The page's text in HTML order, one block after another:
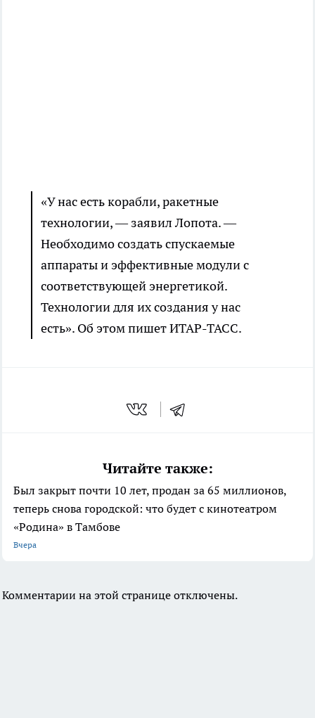
«У нас есть корабли, ракетные
технологии, — заявил Лопота. —
Необходимо создать спускаемые
аппараты и эффективные модули с
соответствующей энергетикой.
Технологии для их создания у нас
есть». Об этом пишет ИТАР-ТАСС.
Читайте также:
Был закрыт почти 10 лет, продан за 65 миллионов,
теперь снова городской: что будет с кинотеатром
«Родина» в Тамбове
Вчера
Комментарии на этой странице отключены.